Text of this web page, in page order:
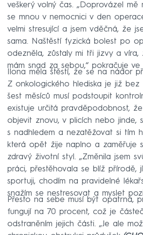
veškerý volný čas. „Doprovázel mě
se mnou v nemocnici v den
velmi stresující a jsem vděčná, že
sama. Naštěstí fyzická bolest po
odezněla, zůstaly mi tři jizvy a víra,
mám snad za sebou,“ pokračuje ve
Ilona měla štěstí, že se na nádor
Z onkologického hlediska je již bez
šest měsíců musí podstoupit
existuje určitá pravděpodobnost,
objevit znovu, v plicích nebo jinde,
s nadhledem a nezatěžovat si tím
která opět žije naplno a zaměřuje
zdravý životní styl. „Změnila jsem
práci, přestěhovala se blíž přírodě,
sportuji, chodím na pravidelné
snažím se nestresovat a myslet
Přesto na sebe musí být opatrná,
fungují na 70 procent, což je
odstraněním jejich části. „Je ale